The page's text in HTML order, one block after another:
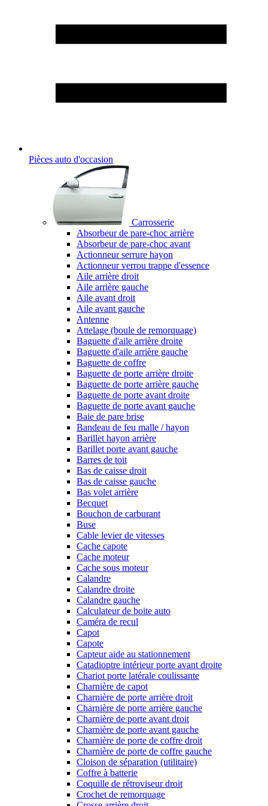
Pièces auto d'occasion
Carrosserie
Absorbeur de pare-choc arrière
Absorbeur de pare-choc avant
Actionneur serrure hayon
Actionneur verrou trappe d'essence
Aile arrière droit
Aile arrière gauche
Aile avant droit
Aile avant gauche
Antenne
Attelage (boule de remorquage)
Baguette d'aile arrière droite
Baguette d'aile arrière gauche
Baguette de coffre
Baguette de porte arrière droite
Baguette de porte arrière gauche
Baguette de porte avant droite
Baguette de porte avant gauche
Baie de pare brise
Bandeau de feu malle / hayon
Barillet hayon arrière
Barillet porte avant gauche
Barres de toit
Bas de caisse droit
Bas de caisse gauche
Bas volet arrière
Becquet
Bouchon de carburant
Buse
Cable levier de vitesses
Cache capote
Cache moteur
Cache sous moteur
Calandre
Calandre droite
Calandre gauche
Calculateur de boite auto
Caméra de recul
Capot
Capote
Capteur aide au stationnement
Catadioptre intérieur porte avant droite
Chariot porte latérale coulissante
Charnière de capot
Charnière de porte arrière droit
Charnière de porte arrière gauche
Charnière de porte avant droit
Charnière de porte avant gauche
Charnière de porte de coffre droit
Charnière de porte de coffre gauche
Cloison de séparation (utilitaire)
Coffre à batterie
Coquille de rétroviseur droit
Crochet de remorquage